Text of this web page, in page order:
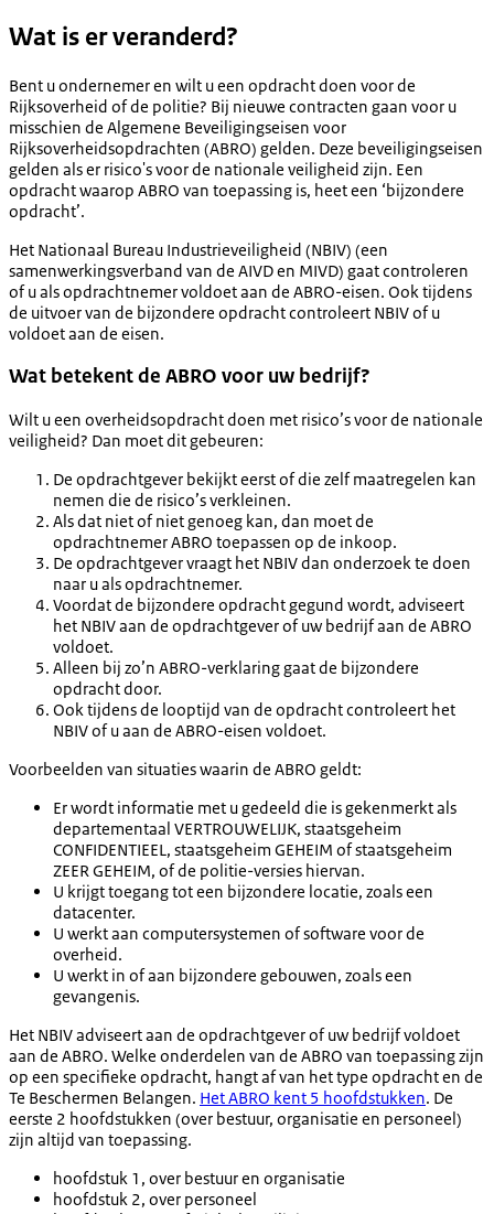
Wat is er veranderd?
Bent u ondernemer en wilt u een opdracht doen voor de
Rijksoverheid of de politie? Bij nieuwe contracten gaan voor u
misschien de Algemene Beveiligingseisen voor
Rijksoverheidsopdrachten (ABRO) gelden. Deze beveiligingseisen
gelden als er risico's voor de nationale veiligheid zijn. Een
opdracht waarop ABRO van toepassing is, heet een ‘bijzondere
opdracht’.
Het Nationaal Bureau Industrieveiligheid (NBIV) (een
samenwerkingsverband van de AIVD en MIVD) gaat controleren
of u als opdrachtnemer voldoet aan de ABRO-eisen. Ook tijdens
de uitvoer van de bijzondere opdracht controleert NBIV of u
voldoet aan de eisen.
Wat betekent de ABRO voor uw bedrijf?
Wilt u een overheidsopdracht doen met risico’s voor de nationale
veiligheid? Dan moet dit gebeuren:
De opdrachtgever bekijkt eerst of die zelf maatregelen kan
nemen die de risico’s verkleinen.
Als dat niet of niet genoeg kan, dan moet de
opdrachtnemer ABRO toepassen op de inkoop.
De opdrachtgever vraagt het NBIV dan onderzoek te doen
naar u als opdrachtnemer.
Voordat de bijzondere opdracht gegund wordt, adviseert
het NBIV aan de opdrachtgever of uw bedrijf aan de ABRO
voldoet.
Alleen bij zo’n ABRO-verklaring gaat de bijzondere
opdracht door.
Ook tijdens de looptijd van de opdracht controleert het
NBIV of u aan de ABRO-eisen voldoet.
Voorbeelden van situaties waarin de ABRO geldt:
Er wordt informatie met u gedeeld die is gekenmerkt als
departementaal VERTROUWELIJK, staatsgeheim
CONFIDENTIEEL, staatsgeheim GEHEIM of staatsgeheim
ZEER GEHEIM, of de politie-versies hiervan.
U krijgt toegang tot een bijzondere locatie, zoals een
datacenter.
U werkt aan computersystemen of software voor de
overheid.
U werkt in of aan bijzondere gebouwen, zoals een
gevangenis.
Het NBIV adviseert aan de opdrachtgever of uw bedrijf voldoet
aan de ABRO. Welke onderdelen van de ABRO van toepassing zijn
op een specifieke opdracht, hangt af van het type opdracht en de
Te Beschermen Belangen. Het ABRO kent 5 hoofdstukken. De
eerste 2 hoofdstukken (over bestuur, organisatie en personeel)
zijn altijd van toepassing.
hoofdstuk 1, over bestuur en organisatie
hoofdstuk 2, over personeel